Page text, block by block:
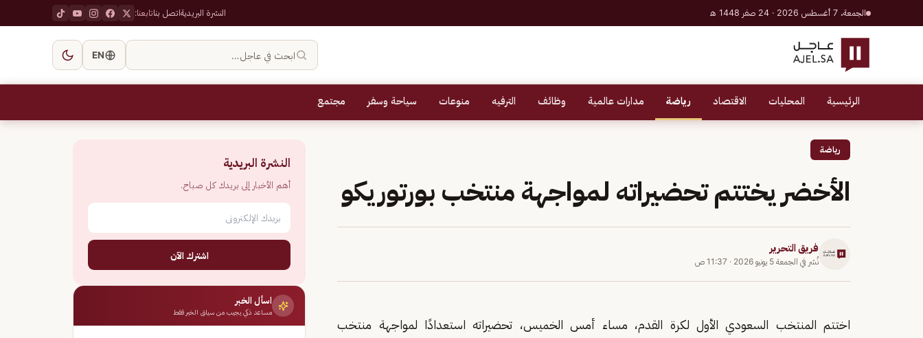
الجمعة، 7 أغسطس 2026 · 24 صفر 1448 هـ النشرة البريديةاتصل بناتابعنا:
ابحث في عاجل… EN
الرئيسية المحليات الاقتصاد رياضة مدارات عالمية وظائف الترفيه منوعات سياحة وسفر مجتمع
رياضة
الأخضر يختتم تحضيراته لمواجهة منتخب بورتوريكو
فريق التحرير
نُشر في الجمعة 5 يونيو 2026 · 11:37 ص
اختتم المنتخب السعودي الأول لكرة القدم، مساء أمس الخميس، تحضيراته استعدادًا لمواجهة منتخب
النشرة البريدية
أهم الأخبار إلى بريدك كل صباح.
اشترك الآن
اسأل الخبر
مساعد ذكي يجيب من سياق الخبر فقط